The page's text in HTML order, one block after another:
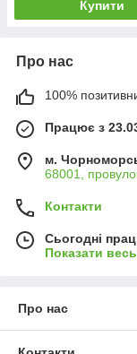
Купити
Про нас
100%
Працює з
м.
68001,
Контакти
Сьогодні
Показати
Про нас